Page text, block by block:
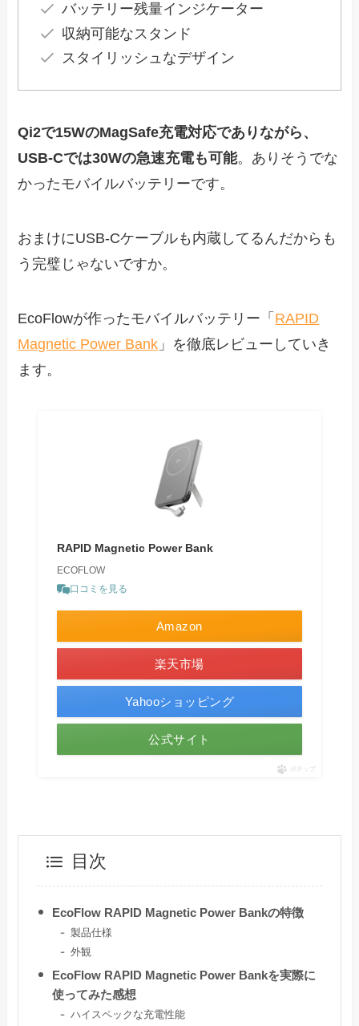
バッテリー残量インジケーター
収納可能なスタンド
スタイリッシュなデザイン
Qi2で15WのMagSafe充電対応でありながら、
USB-Cでは30Wの急速充電も可能。ありそうでな
かったモバイルバッテリーです。
おまけにUSB-Cケーブルも内蔵してるんだからも
う完璧じゃないですか。
EcoFlowが作ったモバイルバッテリー「 RAPID
Magnetic Power Bank 」を徹底レビューしていき
ます。
RAPID Magnetic Power Bank
ECOFLOW
口コミを見る
Amazon
楽天市場
Yahooショッピング
公式サイト
ポチップ
目次
EcoFlow RAPID Magnetic Power Bankの特徴
製品仕様
外観
EcoFlow RAPID Magnetic Power Bankを実際に
使ってみた感想
ハイスペックな充電性能